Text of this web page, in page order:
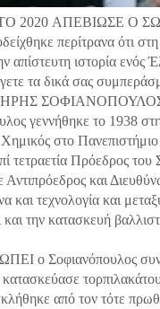
2020 ΑΠΕΒΙΩΣΕ Ο
περίτρανα ότι
απίστευτη ιστορία
τα δικά σας
γεννήθηκε το 1938
στο
τετραετία Πρόεδρος
Αντιπρόεδρος και
και τεχνολογία και
και την κατασκευή
ο Σοφιανόπουλος
από τον τότε